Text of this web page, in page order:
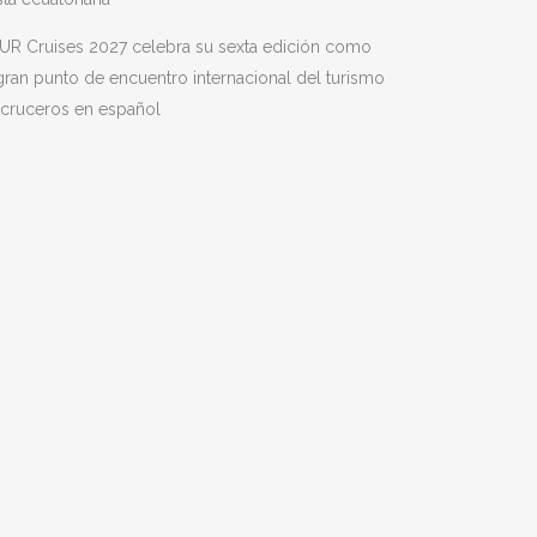
Cruises 2027 celebra su sexta edición como
punto de encuentro internacional del turismo
en español